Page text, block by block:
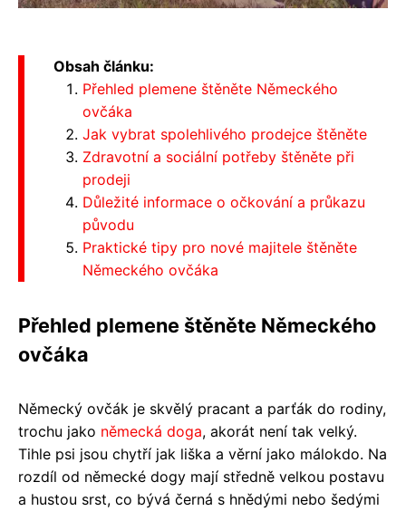
Obsah článku:
Přehled plemene štěněte Německého
ovčáka
Jak vybrat spolehlivého prodejce štěněte
Zdravotní a sociální potřeby štěněte při
prodeji
Důležité informace o očkování a průkazu
původu
Praktické tipy pro nové majitele štěněte
Německého ovčáka
Přehled plemene štěněte Německého
ovčáka
Německý ovčák je skvělý pracant a parťák do rodiny,
trochu jako německá doga, akorát není tak velký.
Tihle psi jsou chytří jak liška a věrní jako málokdo. Na
rozdíl od německé dogy mají středně velkou postavu
a hustou srst, co bývá černá s hnědými nebo šedými